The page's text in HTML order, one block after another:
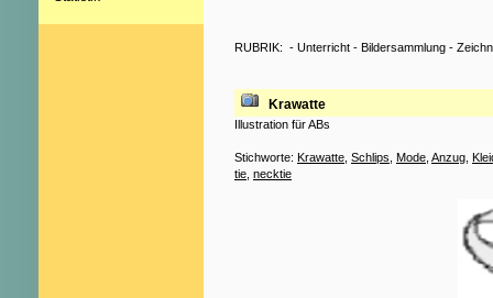
RUBRIK: - Unterricht - Bildersammlung -
Krawatte
Illustration für ABs
Stichworte: Krawatte Schlips Mode Anzug
tie necktie